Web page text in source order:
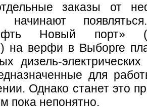
заказы от
начинают
Новый порт»
на верфи в Выборге
дизель-
для
Однако станет это
пока непонятно.